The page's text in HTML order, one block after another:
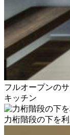
フルオープンの
キッチン
力桁階段の下を